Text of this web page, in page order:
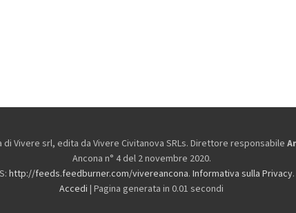
Vivere srl, edita da Vivere Civitanova SRLs. Direttore responsabile
Ancona n° 4 del 2 novembre 2020.
http://feeds.feedburner.com/vivereancona. Informativa sulla Privacy.
Accedi | Pagina generata in 0.01 secondi